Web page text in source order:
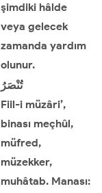
şimdiki hâlde
veya gelecek
zamanda yardım
olunur.
تُنْصَرُ
Fiil-i müzâri’,
binası meçhûl,
müfred,
müzekker,
muhâtab. Manası: